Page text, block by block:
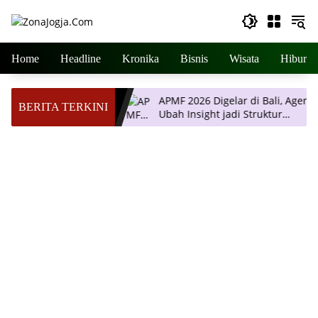
Home Headline Kronika Bisnis Wisata Hiburan
BERITA TERKINI
Ilmiah
Hadirkan
Terkini
APMF 2026 Digelar di Bali, Agendanya
Ubah Insight jadi Struktur
Pengambilan Keputusan